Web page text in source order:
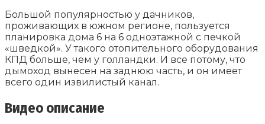
Большой популярностью у дачников,
проживающих в южном регионе, пользуется
планировка дома 6 на 6 одноэтажной с печкой
«шведкой». У такого отопительного оборудования
КПД больше, чем у голландки. И все потому, что
дымоход вынесен на заднюю часть, и он имеет
всего один извилистый канал.
Видео описание